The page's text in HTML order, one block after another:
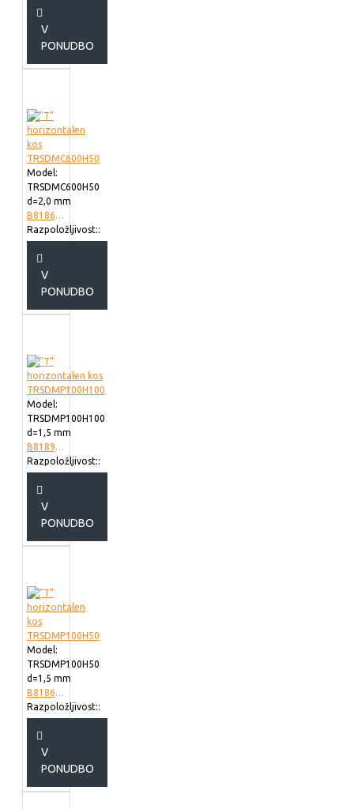
V
PONUDBO
Model:
TRSDMC600H50
d=2,0 mm
B818660
Razpoložljivost::
V
PONUDBO
Model:
TRSDMP100H100
d=1,5 mm
B818910
Razpoložljivost::
V
PONUDBO
Model:
TRSDMP100H50
d=1,5 mm
B818610
Razpoložljivost::
V
PONUDBO